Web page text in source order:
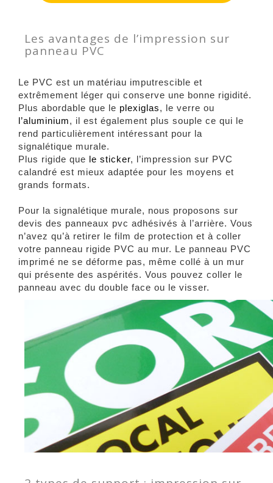
Les avantages de l’impression sur
panneau PVC
Le PVC est un matériau imputrescible et
extrêmement léger qui conserve une bonne rigidité.
Plus abordable que le plexiglas, le verre ou
l’aluminium, il est également plus souple ce qui le
rend particulièrement intéressant pour la
signalétique murale.
Plus rigide que le sticker, l’impression sur PVC
calandré est mieux adaptée pour les moyens et
grands formats.
Pour la signalétique murale, nous proposons sur
devis des panneaux pvc adhésivés à l’arrière. Vous
n’avez qu’à retirer le film de protection et à coller
votre panneau rigide PVC au mur. Le panneau PVC
imprimé ne se déforme pas, même collé à un mur
qui présente des aspérités. Vous pouvez coller le
panneau avec du double face ou le visser.